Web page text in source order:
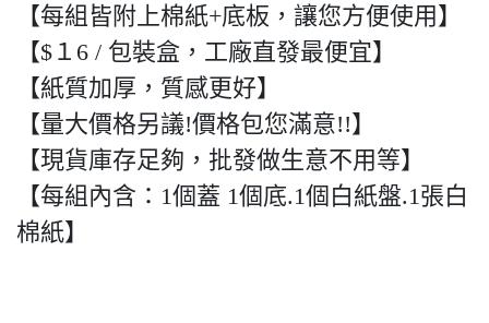
【每組皆附上棉紙+底板，讓您方便使用】
【$１6 / 包裝盒，工廠直發最便宜】
【紙質加厚，質感更好】
【量大價格另議!價格包您滿意!!】
【現貨庫存足夠，批發做生意不用等】
【每組內含：1個蓋 1個底.1個白紙盤.1張白
棉紙】